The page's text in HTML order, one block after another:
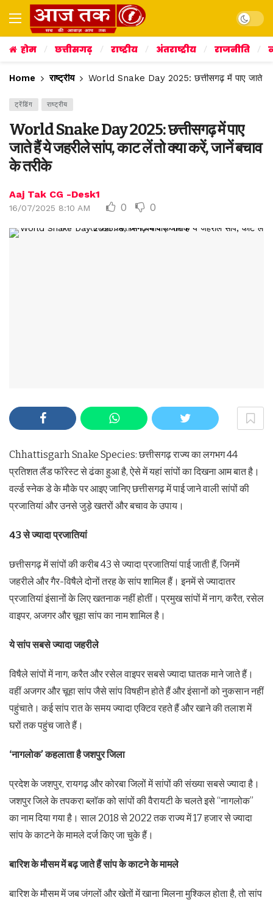
Dark
होम छत्तीसगढ़ राष्ट्रीय अंतराष्ट्रीय राजनीति
Home राष्ट्रीय World Snake Day 2025: छत्तीसगढ़ में पाए जाते हैं
ट्रेंडिंग राष्ट्रीय
World Snake Day 2025: छत्तीसगढ़ में पाए
जाते हैं ये जहरीले सांप, काट लें तो क्या करें, जानें बचाव
के तरीके
Aaj Tak CG -Desk1
16/07/2025 8:10 AM 0 0
Chhattisgarh Snake Species: छत्तीसगढ़ राज्य का लगभग 44
प्रतिशत लैंड फॉरेस्ट से ढंका हुआ है, ऐसे में यहां सांपों का दिखना आम बात है।
वर्ल्ड स्नेक डे के मौके पर आइए जानिए छत्तीसगढ़ में पाई जाने वाली सांपों की
प्रजातियां और उनसे जुड़े खतरों और बचाव के उपाय।
43 से ज्यादा प्रजातियां
छत्तीसगढ़ में सांपों की करीब 43 से ज्यादा प्रजातियां पाई जाती हैं, जिनमें
जहरीले और गैर-विषैले दोनों तरह के सांप शामिल हैं। इनमें से ज्यादातर
प्रजातियां इंसानों के लिए खतनाक नहीं होतीं। प्रमुख सांपों में नाग, करैत, रसेल
वाइपर, अजगर और चूहा सांप का नाम शामिल है।
ये सांप सबसे ज्यादा जहरीले
विषैले सांपों में नाग, करैत और रसेल वाइपर सबसे ज्यादा घातक माने जाते हैं।
वहीं अजगर और चूहा सांप जैसे सांप विषहीन होते हैं और इंसानों को नुकसान नहीं
पहुंचाते। कई सांप रात के समय ज्यादा एक्टिव रहते हैं और खाने की तलाश में
घरों तक पहुंच जाते हैं।
‘नागलोक’ कहलाता है जशपुर जिला
प्रदेश के जशपुर, रायगढ़ और कोरबा जिलों में सांपों की संख्या सबसे ज्यादा है।
जशपुर जिले के तपकरा ब्लॉक को सांपों की वैरायटी के चलते इसे “नागलोक”
का नाम दिया गया है। साल 2018 से 2022 तक राज्य में 17 हजार से ज्यादा
सांप के काटने के मामले दर्ज किए जा चुके हैं।
बारिश के मौसम में बढ़ जाते हैं सांप के काटने के मामले
बारिश के मौसम में जब जंगलों और खेतों में खाना मिलना मुश्किल होता है, तो सांप